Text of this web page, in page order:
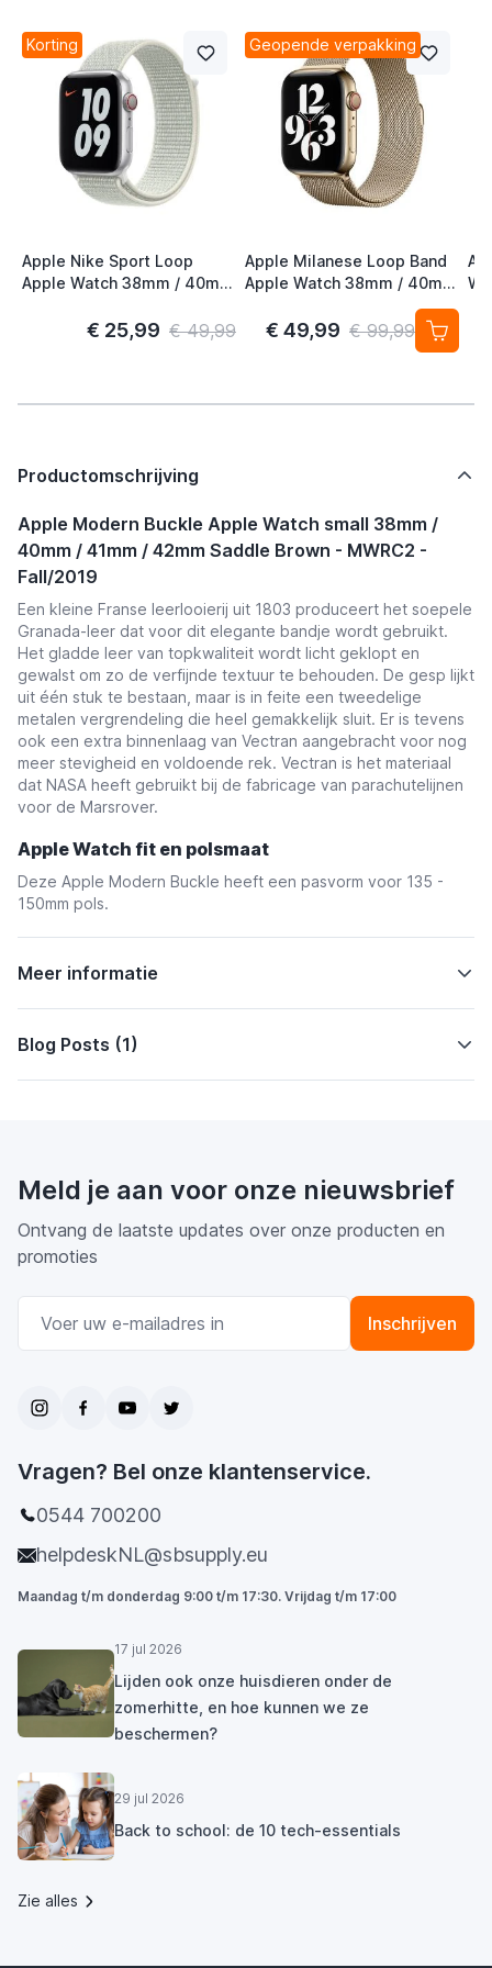
Korting
Apple Nike Sport Loop
Apple Watch 38mm / 40mm
€ 25,99 € 49,99
Geopende verpakking
Apple Milanese Loop Band
Apple Watch 38mm / 40mm
/ 41mm / 42mm Gold (2nd
Gen)€ 49,99 € 99,99
Productomschrijving
Apple Modern Buckle Apple Watch small 38mm /
40mm / 41mm / 42mm Saddle Brown - MWRC2 -
Fall/2019
Een kleine Franse leerlooierij uit 1803 produceert het soepele
Granada-leer dat voor dit elegante bandje wordt gebruikt.
Het gladde leer van topkwaliteit wordt licht geklopt en
gewalst om zo de verfijnde textuur te behouden. De gesp lijkt
uit één stuk te bestaan, maar is in feite een tweedelige
metalen vergrendeling die heel gemakkelijk sluit. Er is tevens
ook een extra binnenlaag van Vectran aangebracht voor nog
meer stevigheid en voldoende rek. Vectran is het materiaal
dat NASA heeft gebruikt bij de fabricage van parachutelijnen
voor de Marsrover.
Apple Watch fit en polsmaat
Deze Apple Modern Buckle heeft een pasvorm voor 135 -
150mm pols.
Meer informatie
Blog Posts (1)
Meld je aan voor onze nieuwsbrief
Ontvang de laatste updates over onze producten en
promoties
Inschrijven
Vragen? Bel onze klantenservice.
0544 700200
helpdeskNL@sbsupply.eu
Maandag t/m donderdag 9:00 t/m 17:30. Vrijdag t/m 17:00
17 jul 2026
Lijden ook onze huisdieren onder de
zomerhitte, en hoe kunnen we ze
beschermen?
29 jul 2026
Back to school: de 10 tech-essentials
Zie alles